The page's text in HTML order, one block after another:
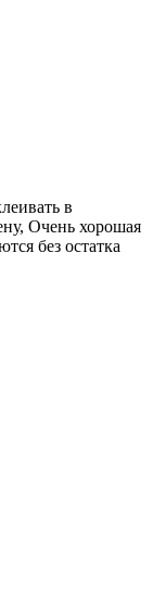
в
Очень хорошая
без остатка